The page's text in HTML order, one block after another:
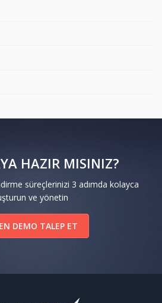
HAZIR MISINIZ?
süreçlerinizi 3 adımda kolayca
ve yönetin
DEMO TALEP ET